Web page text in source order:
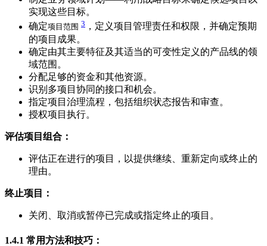
实现这些目标。
确定项目范围 3 ，定义项目管理责任和权限，并确定预期
的项目成果。
确定由其主要特征及其适当的可变性定义的产品线的领
域范围。
分配足够的资金和其他资源。
识别多项目协同的接口和机会。
指定项目治理流程，包括组织状态报告和审查。
授权项目执行。
评估项目组合：
评估正在进行的项目，以提供继续、重新定向或终止的
理由。
终止项目：
关闭、取消或暂停已完成或指定终止的项目。
1.4.1 常用方法和技巧：